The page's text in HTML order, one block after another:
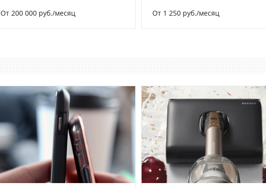
От 200 000 руб./месяц От 1 250 руб./месяц